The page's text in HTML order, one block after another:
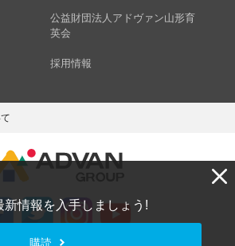
情報を入手しましょう!
購読
公益財団法人アドヴァン山形育
英会
採用情報